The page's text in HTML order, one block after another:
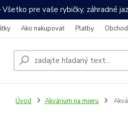
pre vaše rybičky, záhradné
Ako nakupovať Platby
Úvod Akvárium na mieru